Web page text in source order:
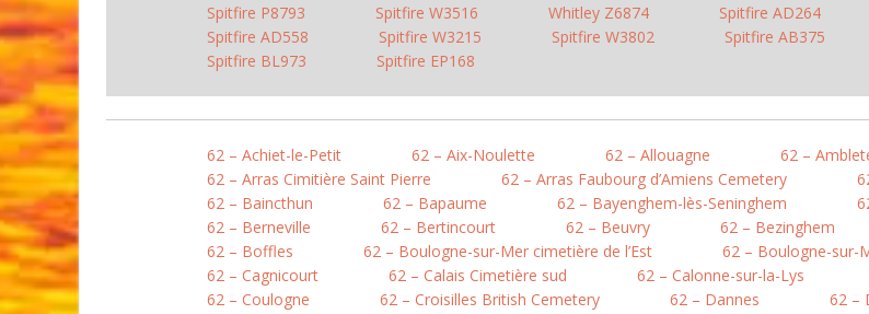
Spitfire P8793
Spitfire W3516 Whitley Z6874 Spitfire AD264
Spitfire AD558
Spitfire W3215 Spitfire W3802 Spitfire AB375
Spitfire BL973
Spitfire EP168
62 – Achiet-le-Petit 62 – Aix-Noulette 62 – Allouagne 62 –
62 – Arras Cimitière Saint Pierre
62 – Arras Faubourg d’Amiens Cemetery
62 – Baincthun
62 – Bapaume 62 – Bayenghem-lès-Seninghem
62 – Berneville
62 – Bertincourt 62 – Beuvry 62 – Bezinghem
62 – Boffles
62 – Boulogne-sur-Mer cimetière de l’Est 62 – Boulogne-sur-
62 – Cagnicourt
62 – Calais Cimetière sud 62 – Calonne-sur-la-Lys
62 – Coulogne
62 – Croisilles British Cemetery 62 – Dannes 62 –